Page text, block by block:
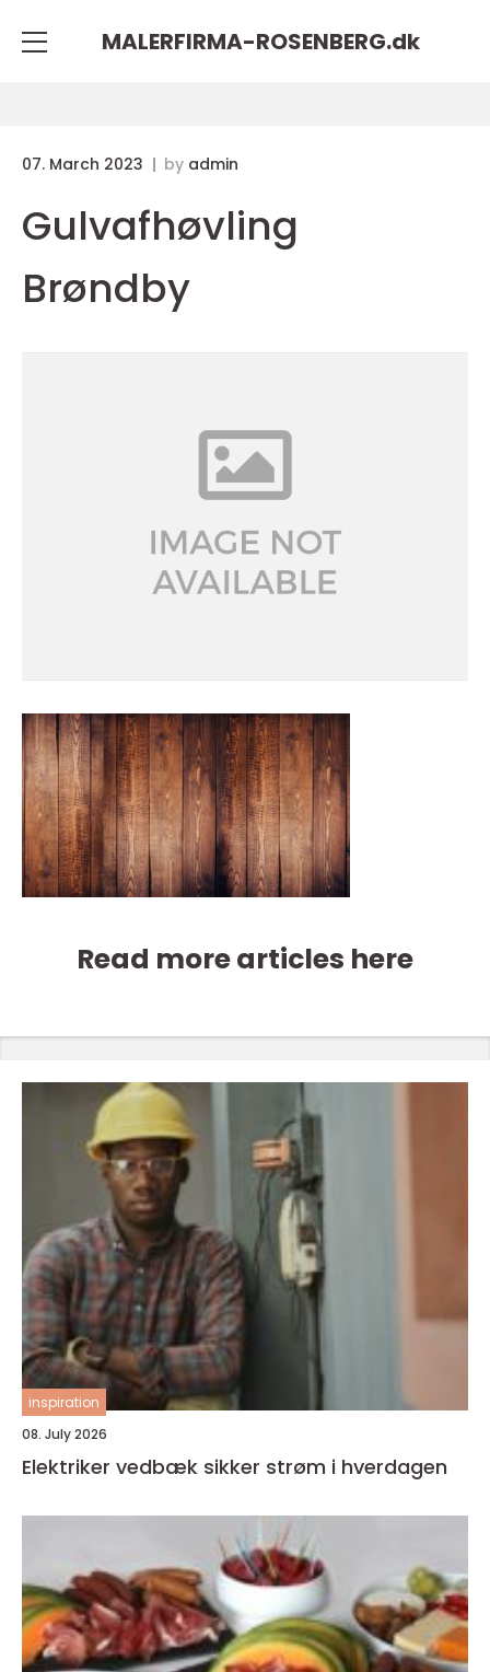
MALERFIRMA-ROSENBERG.dk
07. March 2023 by admin
Gulvafhøvling
Brøndby
Read more articles here
inspiration
08. July 2026
Elektriker vedbæk sikker strøm i hverdagen